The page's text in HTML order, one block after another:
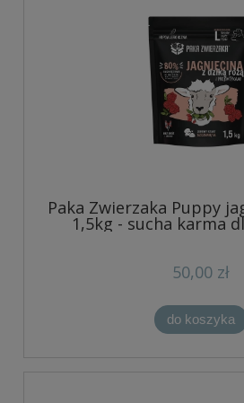
Paka Zwierzaka Puppy
1,5kg - sucha karma
50,00 zł
do koszyka